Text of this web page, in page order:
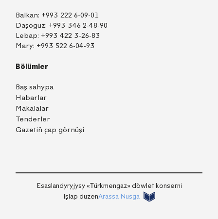
Balkan: +993 222 6-09-01
Daşoguz: +993 346 2-48-90
Lebap: +993 422 3-26-83
Mary: +993 522 6-04-93
Bölümler
Baş sahypa
Habarlar
Makalalar
Tenderler
Gazetiň çap görnüşi
Esaslandyryjysy «Тürkmengaz» döwlet konserni
Işläp düzenArassa Nusga